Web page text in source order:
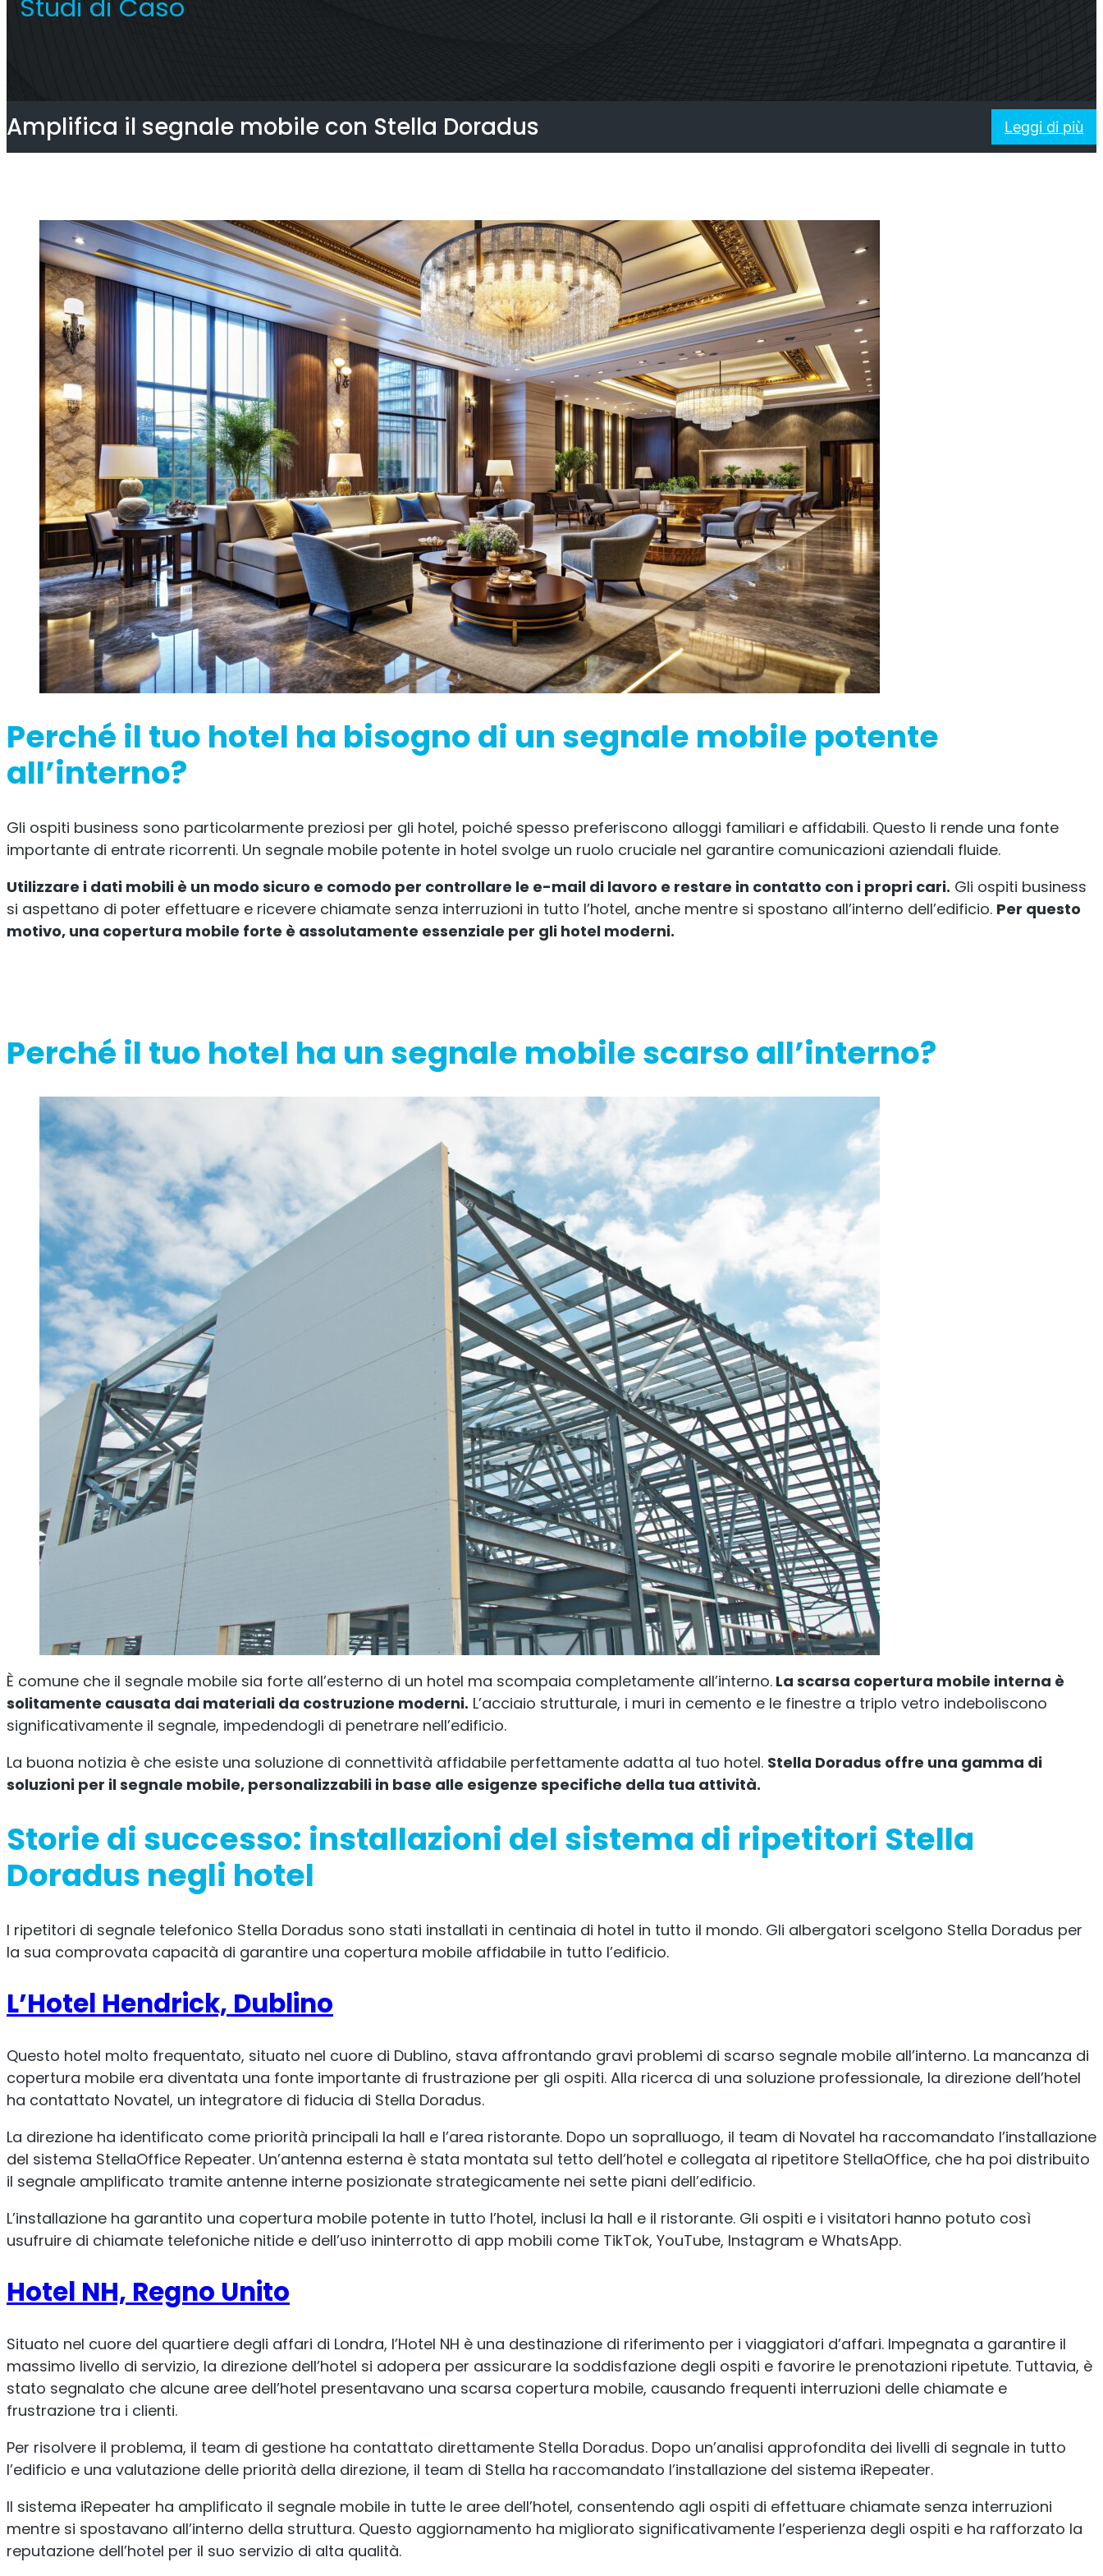
Ripetitore commerciale
multioperatore
Pianificatore di installazione
Analizzatore professionale di
Sentinel
Monitor del rumore del segnale
in uplink.
Ripetitore OCTO
Regno Unito e Irlanda.
Ripetitore commerciale
RouterAmp
Amplificazione del segnale
verso il router.
All Products
Studi di Caso
Amplifica il segnale mobile con Stella Doradus Leggi di più
Perché il tuo hotel ha bisogno di un segnale mobile potente
all’interno?
Gli ospiti business sono particolarmente preziosi per gli hotel, poiché spesso preferiscono alloggi familiari e affidabili. Questo li rende una fonte
importante di entrate ricorrenti. Un segnale mobile potente in hotel svolge un ruolo cruciale nel garantire comunicazioni aziendali fluide.
Utilizzare i dati mobili è un modo sicuro e comodo per controllare le e-mail di lavoro e restare in contatto con i propri cari. Gli ospiti business
si aspettano di poter effettuare e ricevere chiamate senza interruzioni in tutto l’hotel, anche mentre si spostano all’interno dell’edificio. Per questo
motivo, una copertura mobile forte è assolutamente essenziale per gli hotel moderni.
Perché il tuo hotel ha un segnale mobile scarso all’interno?
È comune che il segnale mobile sia forte all’esterno di un hotel ma scompaia completamente all’interno. La scarsa copertura mobile interna è
solitamente causata dai materiali da costruzione moderni. L’acciaio strutturale, i muri in cemento e le finestre a triplo vetro indeboliscono
significativamente il segnale, impedendogli di penetrare nell’edificio.
La buona notizia è che esiste una soluzione di connettività affidabile perfettamente adatta al tuo hotel. Stella Doradus offre una gamma di
soluzioni per il segnale mobile, personalizzabili in base alle esigenze specifiche della tua attività.
Storie di successo: installazioni del sistema di ripetitori Stella
Doradus negli hotel
I ripetitori di segnale telefonico Stella Doradus sono stati installati in centinaia di hotel in tutto il mondo. Gli albergatori scelgono Stella Doradus per
la sua comprovata capacità di garantire una copertura mobile affidabile in tutto l’edificio.
L’Hotel Hendrick, Dublino
Questo hotel molto frequentato, situato nel cuore di Dublino, stava affrontando gravi problemi di scarso segnale mobile all’interno. La mancanza di
copertura mobile era diventata una fonte importante di frustrazione per gli ospiti. Alla ricerca di una soluzione professionale, la direzione dell’hotel
ha contattato Novatel, un integratore di fiducia di Stella Doradus.
La direzione ha identificato come priorità principali la hall e l’area ristorante. Dopo un sopralluogo, il team di Novatel ha raccomandato l’installazione
del sistema StellaOffice Repeater. Un’antenna esterna è stata montata sul tetto dell’hotel e collegata al ripetitore StellaOffice, che ha poi distribuito
il segnale amplificato tramite antenne interne posizionate strategicamente nei sette piani dell’edificio.
L’installazione ha garantito una copertura mobile potente in tutto l’hotel, inclusi la hall e il ristorante. Gli ospiti e i visitatori hanno potuto così
usufruire di chiamate telefoniche nitide e dell’uso ininterrotto di app mobili come TikTok, YouTube, Instagram e WhatsApp.
Hotel NH, Regno Unito
Situato nel cuore del quartiere degli affari di Londra, l’Hotel NH è una destinazione di riferimento per i viaggiatori d’affari. Impegnata a garantire il
massimo livello di servizio, la direzione dell’hotel si adopera per assicurare la soddisfazione degli ospiti e favorire le prenotazioni ripetute. Tuttavia, è
stato segnalato che alcune aree dell’hotel presentavano una scarsa copertura mobile, causando frequenti interruzioni delle chiamate e
frustrazione tra i clienti.
Per risolvere il problema, il team di gestione ha contattato direttamente Stella Doradus. Dopo un’analisi approfondita dei livelli di segnale in tutto
l’edificio e una valutazione delle priorità della direzione, il team di Stella ha raccomandato l’installazione del sistema iRepeater.
Il sistema iRepeater ha amplificato il segnale mobile in tutte le aree dell’hotel, consentendo agli ospiti di effettuare chiamate senza interruzioni
mentre si spostavano all’interno della struttura. Questo aggiornamento ha migliorato significativamente l’esperienza degli ospiti e ha rafforzato la
reputazione dell’hotel per il suo servizio di alta qualità.